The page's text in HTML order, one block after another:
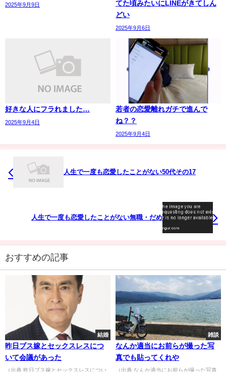
2025年9月9日
てた頃みたいにLINEがきてしん
どい
2025年9月6日
好きな人にフラれました…
2025年9月4日
若者の恋愛離れガチで進んで
ね？？
2025年9月4日
人生で一度も恋愛したことがない50代その17
人生で一度も恋愛したことがない無職・だめ
おすすめの記事
結婚
昨日ブス嫁とセックスレスにつ
いて会議があった
（出典 昨日ブス嫁とセックスレスについ
雑談
なんか適当にお前らが撮った写
真でも貼ってくれや
（出典 なんか適当にお前らが撮った写真